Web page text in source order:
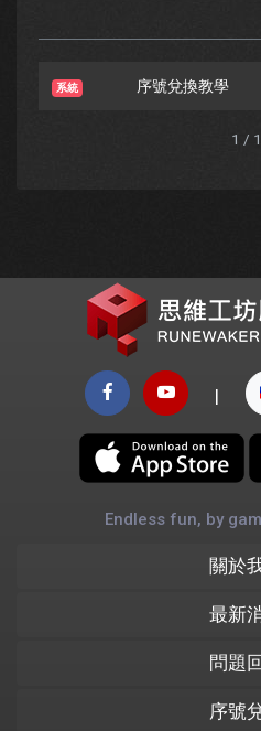
系統 序號兌換教學
1 / 1
|
Endless fun, by
關於
最新
問題
序號